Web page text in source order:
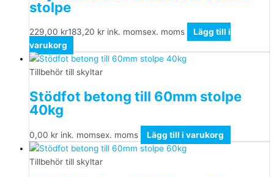
stolpe
229,00 kr183,20 kr ink. momsex. moms
Lägg till i
varukorg
Tillbehör till skyltar
Stödfot betong till 60mm stolpe
40kg
0,00 kr ink. momsex. moms Lägg till i varukorg
Tillbehör till skyltar